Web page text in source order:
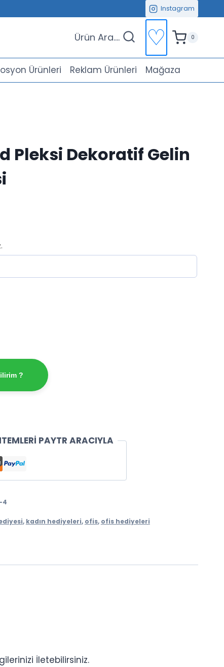
Instagram
Ürün Ara.... ♡ 0
Ürünleri Reklam Ürünleri Mağaza
Pleksi Dekoratif Gelin
?
PAYTR ARACIYLA
4
, kadın hediyeleri, ofis, ofis hediyeleri
İletebilirsiniz.